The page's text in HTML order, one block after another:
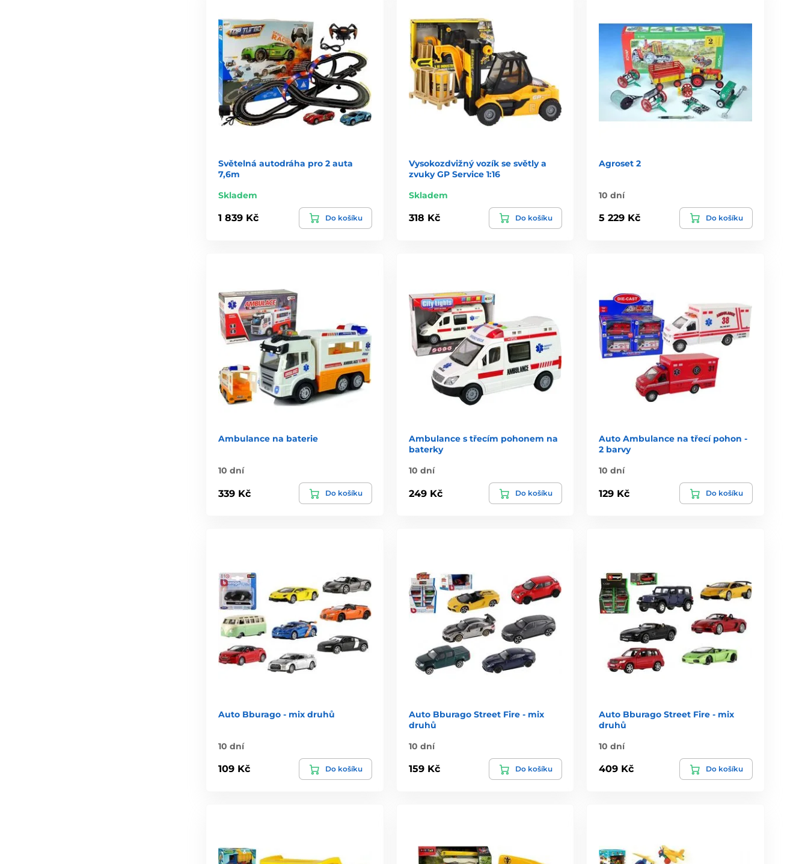
Světelná autodráha pro 2 auta
7,6m
Skladem
1 839 Kč Do košíku
Vysokozdvižný vozík se světly a
zvuky GP Service 1:16
Skladem
318 Kč Do košíku
Agroset 2
10 dní
5 229 Kč Do košíku
Ambulance na baterie
10 dní
339 Kč Do košíku
Ambulance s třecím pohonem na
baterky
10 dní
249 Kč Do košíku
Auto Ambulance na třecí pohon -
2 barvy
10 dní
129 Kč Do košíku
Auto Bburago - mix druhů
10 dní
109 Kč Do košíku
Auto Bburago Street Fire - mix
druhů
10 dní
159 Kč Do košíku
Auto Bburago Street Fire - mix
druhů
10 dní
409 Kč Do košíku